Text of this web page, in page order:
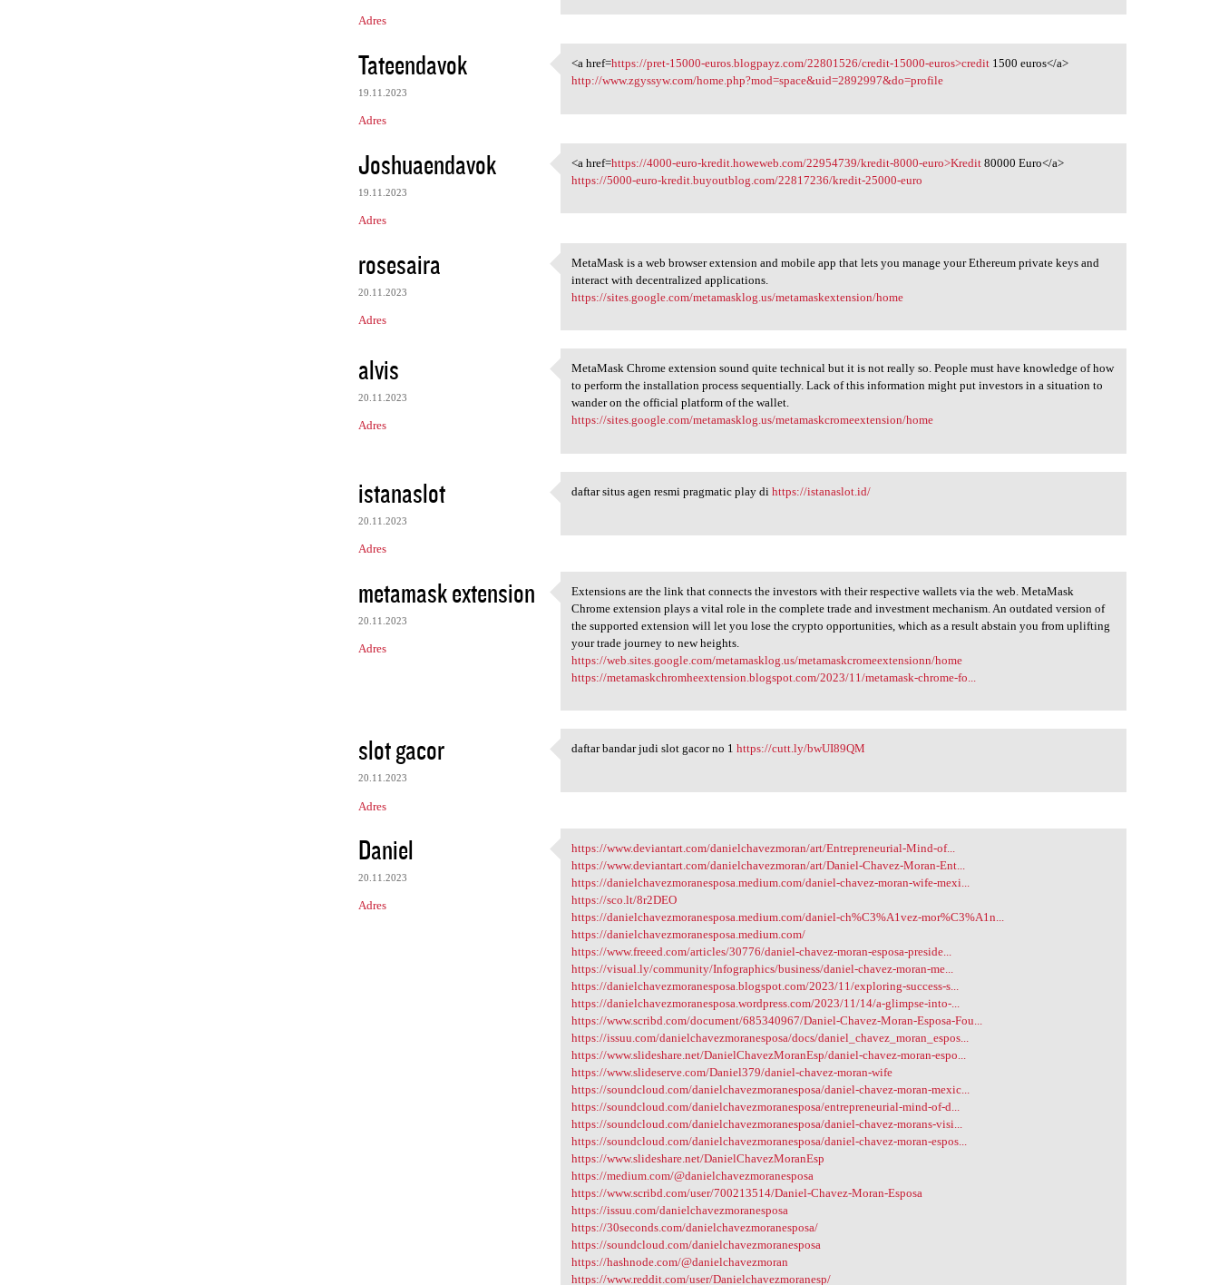
Adres
Tateendavok
19.11.2023
Adres
<a href=https://pret-15000
<a href=https://pret-15000-euros.blogpayz.com/22801526/credit-15000-euros>credit 1500 euros</a>
http://www.zgyssyw.com/home.php?mod=space&uid=2892997&do=profile
Joshuaendavok
19.11.2023
Adres
<a href=https://4000-euro
<a href=https://4000-euro-kredit.howeweb.com/22954739/kredit-8000-euro>Kredit 80000 Euro</a>
https://5000-euro-kredit.buyoutblog.com/22817236/kredit-25000-euro
rosesaira
20.11.2023
Adres
MetaMask is a web browser
MetaMask is a web browser extension and mobile app that lets you manage your Ethereum private keys and
interact with decentralized applications.
https://sites.google.com/metamasklog.us/metamaskextension/home
alvis
20.11.2023
Adres
MetaMask Chrome extension
MetaMask Chrome extension sound quite technical but it is not really so. People must have knowledge of how
to perform the installation process sequentially. Lack of this information might put investors in a situation to
wander on the official platform of the wallet.
https://sites.google.com/metamasklog.us/metamaskcromeextension/home
istanaslot
20.11.2023
Adres
daftar situs agen resmi
daftar situs agen resmi pragmatic play dihttps://istanaslot.id/
metamask extension
20.11.2023
Adres
Extensions are the link that
Extensions are the link that connects the investors with their respective wallets via the web. MetaMask
Chrome extension plays a vital role in the complete trade and investment mechanism. An outdated version of
the supported extension will let you lose the crypto opportunities, which as a result abstain you from uplifting
your trade journey to new heights.
https://web.sites.google.com/metamasklog.us/metamaskcromeextensionn/home
https://metamaskchromheextension.blogspot.com/2023/11/metamask-chrome-fo...
slot gacor
20.11.2023
Adres
daftar bandar judi slot gacor
daftar bandar judi slot gacor no 1https://cutt.ly/bwUI89QM
Daniel
20.11.2023
Adres
https://www.deviantart.com
https://www.deviantart.com/danielchavezmoran/art/Entrepreneurial-Mind-of...
https://www.deviantart.com/danielchavezmoran/art/Daniel-Chavez-Moran-Ent...
https://danielchavezmoranesposa.medium.com/daniel-chavez-moran-wife-mexi...
https://sco.lt/8r2DEO
https://danielchavezmoranesposa.medium.com/daniel-ch%C3%A1vez-mor%C3%A1n...
https://danielchavezmoranesposa.medium.com/
https://www.freeed.com/articles/30776/daniel-chavez-moran-esposa-preside...
https://visual.ly/community/Infographics/business/daniel-chavez-moran-me...
https://danielchavezmoranesposa.blogspot.com/2023/11/exploring-success-s...
https://danielchavezmoranesposa.wordpress.com/2023/11/14/a-glimpse-into-...
https://www.scribd.com/document/685340967/Daniel-Chavez-Moran-Esposa-Fou...
https://issuu.com/danielchavezmoranesposa/docs/daniel_chavez_moran_espos...
https://www.slideshare.net/DanielChavezMoranEsp/daniel-chavez-moran-espo...
https://www.slideserve.com/Daniel379/daniel-chavez-moran-wife
https://soundcloud.com/danielchavezmoranesposa/daniel-chavez-moran-mexic...
https://soundcloud.com/danielchavezmoranesposa/entrepreneurial-mind-of-d...
https://soundcloud.com/danielchavezmoranesposa/daniel-chavez-morans-visi...
https://soundcloud.com/danielchavezmoranesposa/daniel-chavez-moran-espos...
https://www.slideshare.net/DanielChavezMoranEsp
https://medium.com/@danielchavezmoranesposa
https://www.scribd.com/user/700213514/Daniel-Chavez-Moran-Esposa
https://issuu.com/danielchavezmoranesposa
https://30seconds.com/danielchavezmoranesposa/
https://soundcloud.com/danielchavezmoranesposa
https://hashnode.com/@danielchavezmoran
https://www.reddit.com/user/Danielchavezmoranesp/